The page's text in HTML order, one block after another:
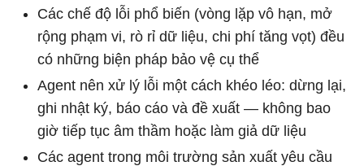
Các chế độ lỗi phổ biến (vòng lặp vô hạn, mở
rộng phạm vi, rò rỉ dữ liệu, chi phí tăng vọt) đều
có những biện pháp bảo vệ cụ thể
Agent nên xử lý lỗi một cách khéo léo: dừng lại,
ghi nhật ký, báo cáo và đề xuất — không bao
giờ tiếp tục âm thầm hoặc làm giả dữ liệu
Các agent trong môi trường sản xuất yêu cầu